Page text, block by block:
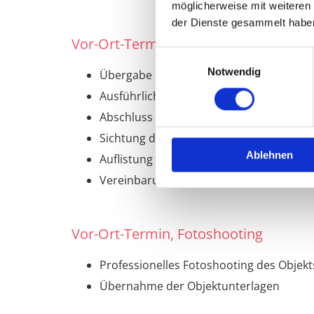
möglicherweise mit
der Dienste gesammelt
Notwendig
Ablehnen
Vor-Ort-Termin mit den Verkäufern
Übergabe und Erläuterung der
Ausführliches Beratungsgespräch zum
Abschluss Marketing- und
Sichtung der vorhandenen Unterlagen
Auflistung der noch benötigten
Vereinbarung eines zweiten Termins
Vor-Ort-Termin, Fotoshooting
Professionelles Fotoshooting des
Übernahme der Objektunterlagen